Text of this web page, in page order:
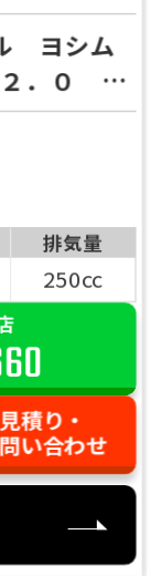
ヨシム
．０ グ
ー ＵＳ
！店舗
！！】
排気量
250cc
積り・
い合わせ